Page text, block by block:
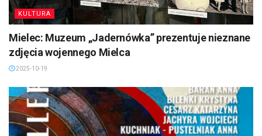
KULTURA
Mielec: Muzeum „Jadernówka” prezentuje nieznane
zdjęcia wojennego Mielca
2025-10-19